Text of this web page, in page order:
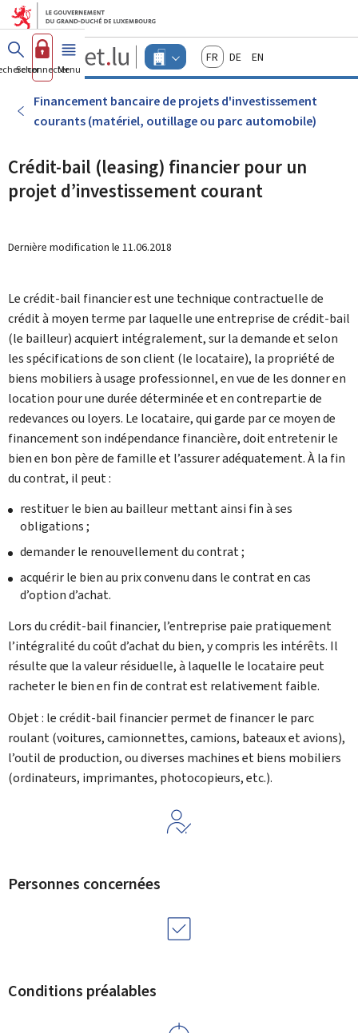
Aller au menu principal
Aller au contenu
Guichet.lu
Changer
d'espace
-
Menu
entreprises
FrançaisDeutschEnglish
Se connecterMenu principal
Financement bancaire de projets d'investissement
courants (matériel, outillage ou parc automobile)
Crédit-bail (leasing) financier pour un
projet d’investissement courant
Dernière modification le 11.06.2018
Le crédit-bail financier est une technique contractuelle de
crédit à moyen terme par laquelle une entreprise de crédit-bail
(le bailleur) acquiert intégralement, sur la demande et selon
les spécifications de son client (le locataire), la propriété de
biens mobiliers à usage professionnel, en vue de les donner en
location pour une durée déterminée et en contrepartie de
redevances ou loyers. Le locataire, qui garde par ce moyen de
financement son indépendance financière, doit entretenir le
bien en bon père de famille et l’assurer adéquatement. À la fin
du contrat, il peut :
restituer le bien au bailleur mettant ainsi fin à ses
obligations ;
demander le renouvellement du contrat ;
acquérir le bien au prix convenu dans le contrat en cas
d’option d’achat.
Lors du crédit-bail financier, l’entreprise paie pratiquement
l’intégralité du coût d’achat du bien, y compris les intérêts. Il
résulte que la valeur résiduelle, à laquelle le locataire peut
racheter le bien en fin de contrat est relativement faible.
Objet : le crédit-bail financier permet de financer le parc
roulant (voitures, camionnettes, camions, bateaux et avions),
l’outil de production, ou diverses machines et biens mobiliers
(ordinateurs, imprimantes, photocopieurs, etc.).
Personnes concernées
Conditions préalables